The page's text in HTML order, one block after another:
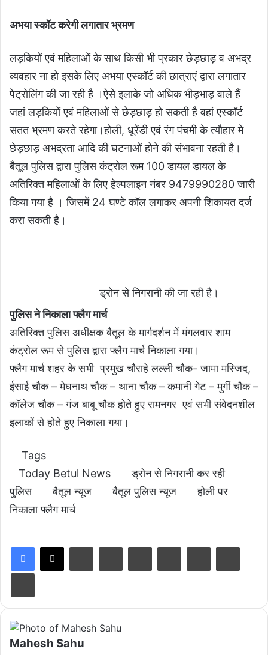
अभया स्कॉट करेगी लगातार भ्रमण
लड़कियों एवं महिलाओं के साथ किसी भी प्रकार छेड़छाड़ व अभद्र
व्यवहार ना हो इसके लिए अभया एस्कॉर्ट की छात्राएं द्वारा लगातार
पेट्रोलिंग की जा रही है ।ऐसे इलाके जो अधिक भीड़भाड़ वाले हैं
जहां लड़कियों एवं महिलाओं से छेड़छाड़ हो सकती है वहां एस्कॉर्ट
सतत भ्रमण करते रहेगा।होली, धूरेंडी एवं रंग पंचमी के त्यौहार मे
छेड़छाड़ अभद्रता आदि की घटनाओं होने की संभावना रहती है।
बैतूल पुलिस द्वारा पुलिस कंट्रोल रूम 100 डायल डायल के
अतिरिक्त महिलाओं के लिए हेल्पलाइन नंबर 9479990280 जारी
किया गया है । जिसमें 24 घण्टे कॉल लगाकर अपनी शिकायत दर्ज
करा सकती है।
ड्रोन से निगरानी की जा रही है।
पुलिस ने निकाला फ्लैग मार्च
अतिरिक्त पुलिस अधीक्षक बैतूल के मार्गदर्शन में मंगलवार शाम
कंट्रोल रूम से पुलिस द्वारा फ्लैग मार्च निकाला गया।
फ्लैग मार्च शहर के सभी प्रमुख चौराहे लल्ली चौक- जामा मस्जिद,
ईसाई चौक – मेघनाथ चौक – थाना चौक – कमानी गेट – मुर्गी चौक –
कॉलेज चौक – गंज बाबू चौक होते हुए रामनगर एवं सभी संवेदनशील
इलाकों से होते हुए निकाला गया।
Tags
Today Betul News
ड्रोन से निगरानी कर रही
पुलिस
बैतूल न्यूज बैतूल पुलिस न्यूज
होली पर
निकाला फ्लैग मार्च
Mahesh Sahu